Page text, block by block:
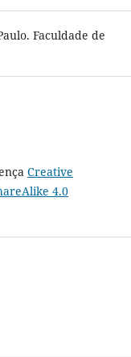
Faculdade de
Creative
4.0